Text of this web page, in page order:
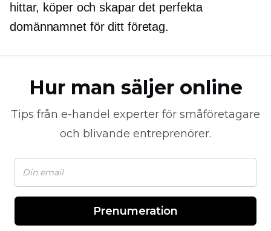
hittar, köper och skapar det perfekta
domännamnet för ditt företag.
Hur man säljer online
Tips från e-handel experter för småföretagare
och blivande entreprenörer.
Prenumeration